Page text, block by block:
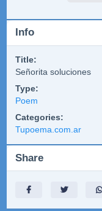
Info
Title:
Señorita soluciones
Type:
Poem
Categories:
Tupoema.com.ar
Share